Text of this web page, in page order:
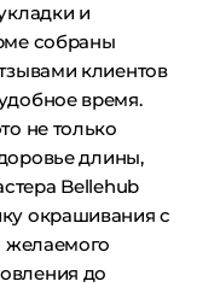
и
собраны
клиентов
время.
не только
длины,
Bellehub
окрашивания с
желаемого
до